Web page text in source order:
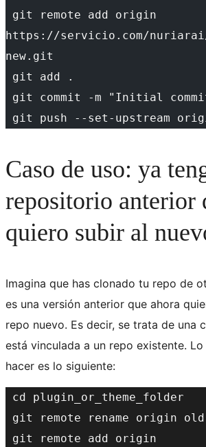
git remote add origin
https://servicio.com/
new.git
git add .
git commit -m "Initial
git push --set-upstream
Caso de uso: ya
repositorio anterior
quiero subir al
Imagina que has clonado tu repo de
es una versión anterior que ahora
repo nuevo. Es decir, se trata de una
está vinculada a un repo existente.
hacer es lo siguiente:
cd plugin_or_theme_folder
git remote rename origin
git remote add origin